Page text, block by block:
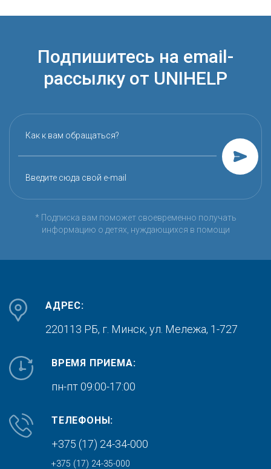
Подпишитесь на email-
рассылку от UNIHELP
Как к вам обращаться?
Введите сюда свой e-mail
* Подписка вам поможет своевременно получать
информацию о детях, нуждающихся в помощи
АДРЕС:
220113 РБ, г. Минск, ул. Мележа, 1-727
ВРЕМЯ ПРИЕМА:
пн-пт 09:00-17:00
ТЕЛЕФОНЫ:
+375 (17) 24-34-000
+375 (17) 24-35-000